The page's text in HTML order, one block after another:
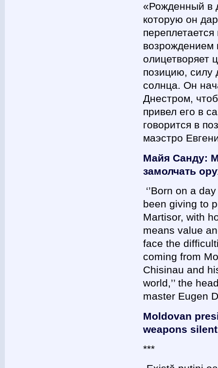
«Рожденный в
которую он
возрождением
олицетворяет
позицию, силу
солнца. Он
Днестром,
привел его в
говорится в
маэстро
Майя Санду:
замолчать
‘’Born on a
been giving to
Martisor, with
means value
face the
coming from
Chisinau and
world,’’ the
master Eugen
Moldovan
weapons
***